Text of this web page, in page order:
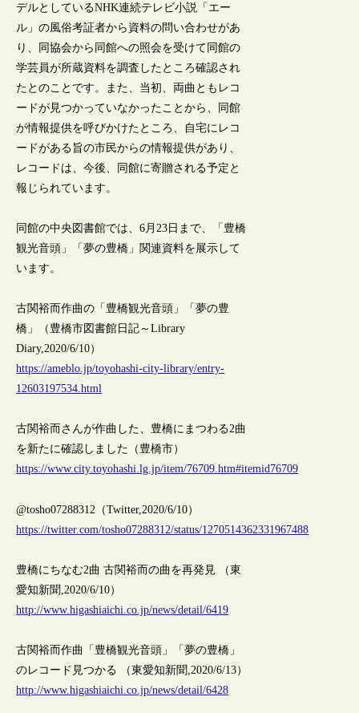
デルとしているNHK連続テレビ小説「エー
ル」の風俗考証者から資料の問い合わせがあ
り、同協会から同館への照会を受けて同館の
学芸員が所蔵資料を調査したところ確認され
たとのことです。また、当初、両曲ともレコ
ードが見つかっていなかったことから、同館
が情報提供を呼びかけたところ、自宅にレコ
ードがある旨の市民からの情報提供があり、
レコードは、今後、同館に寄贈される予定と
報じられています。
同館の中央図書館では、6月23日まで、「豊橋
観光音頭」「夢の豊橋」関連資料を展示して
います。
古関裕而作曲の「豊橋観光音頭」「夢の豊
橋」（豊橋市図書館日記～Library
Diary,2020/6/10）
https://ameblo.jp/toyohashi-city-library/entry-
12603197534.html
古関裕而さんが作曲した、豊橋にまつわる2曲
を新たに確認しました（豊橋市）
https://www.city.toyohashi.lg.jp/item/76709.htm#itemid76709
@tosho07288312（Twitter,2020/6/10）
https://twitter.com/tosho07288312/status/1270514362331967488
豊橋にちなむ2曲 古関裕而の曲を再発見 （東
愛知新聞,2020/6/10）
http://www.higashiaichi.co.jp/news/detail/6419
古関裕而作曲「豊橋観光音頭」「夢の豊橋」
のレコード見つかる （東愛知新聞,2020/6/13）
http://www.higashiaichi.co.jp/news/detail/6428